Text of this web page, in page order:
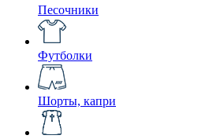
Песочники
Футболки
Шорты, капри